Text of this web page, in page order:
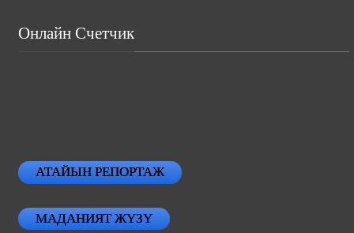
Онлайн Счетчик
АТАЙЫН РЕПОРТАЖ
МАДАНИЯТ ЖҮЗҮ